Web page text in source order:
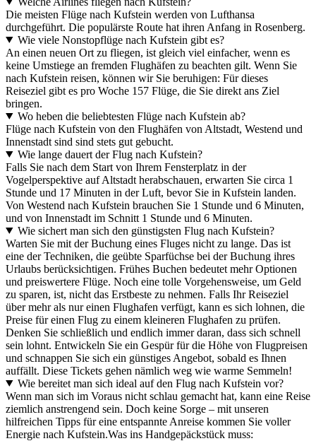
Die meisten Flüge nach Kufstein werden von Lufthansa
durchgeführt. Die populärste Route hat ihren Anfang in Rosenberg.
Wie viele Nonstopflüge nach Kufstein gibt es?
An einen neuen Ort zu fliegen, ist gleich viel einfacher, wenn es
keine Umstiege an fremden Flughäfen zu beachten gilt. Wenn Sie
nach Kufstein reisen, können wir Sie beruhigen: Für dieses
Reiseziel gibt es pro Woche 157 Flüge, die Sie direkt ans Ziel
bringen.
Wo heben die beliebtesten Flüge nach Kufstein ab?
Flüge nach Kufstein von den Flughäfen von Altstadt, Westend und
Innenstadt sind sind stets gut gebucht.
Wie lange dauert der Flug nach Kufstein?
Falls Sie nach dem Start von Ihrem Fensterplatz in der
Vogelperspektive auf Altstadt herabschauen, erwarten Sie circa 1
Stunde und 17 Minuten in der Luft, bevor Sie in Kufstein landen.
Von Westend nach Kufstein brauchen Sie 1 Stunde und 6 Minuten,
und von Innenstadt im Schnitt 1 Stunde und 6 Minuten.
Wie sichert man sich den günstigsten Flug nach Kufstein?
Warten Sie mit der Buchung eines Fluges nicht zu lange. Das ist
eine der Techniken, die geübte Sparfüchse bei der Buchung ihres
Urlaubs berücksichtigen. Frühes Buchen bedeutet mehr Optionen
und preiswertere Flüge. Noch eine tolle Vorgehensweise, um Geld
zu sparen, ist, nicht das Erstbeste zu nehmen. Falls Ihr Reiseziel
über mehr als nur einen Flughafen verfügt, kann es sich lohnen, die
Preise für einen Flug zu einem kleineren Flughafen zu prüfen.
Denken Sie schließlich und endlich immer daran, dass sich schnell
sein lohnt. Entwickeln Sie ein Gespür für die Höhe von Flugpreisen
und schnappen Sie sich ein günstiges Angebot, sobald es Ihnen
auffällt. Diese Tickets gehen nämlich weg wie warme Semmeln!
Wie bereitet man sich ideal auf den Flug nach Kufstein vor?
Wenn man sich im Voraus nicht schlau gemacht hat, kann eine Reise
ziemlich anstrengend sein. Doch keine Sorge – mit unseren
hilfreichen Tipps für eine entspannte Anreise kommen Sie voller
Energie nach Kufstein.Was ins Handgepäckstück muss: